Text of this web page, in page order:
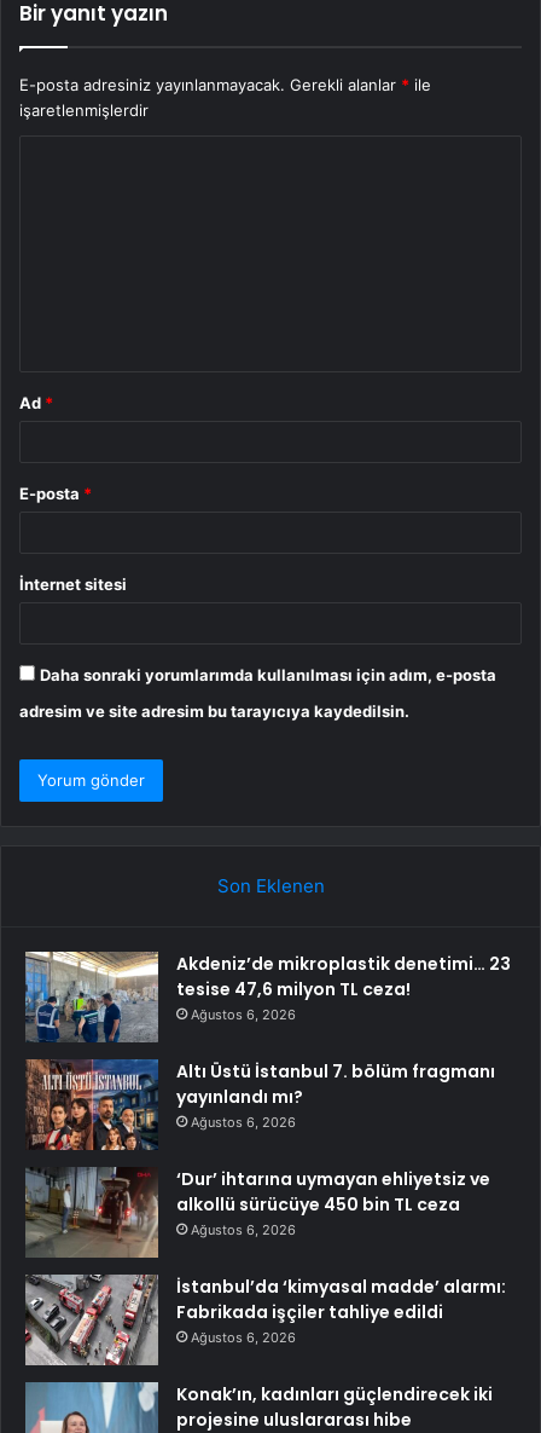
Bir yanıt yazın
E-posta adresiniz yayınlanmayacak. Gerekli alanlar * ile
işaretlenmişlerdir
Ad *
E-posta *
İnternet sitesi
Daha sonraki yorumlarımda kullanılması için adım, e-posta
adresim ve site adresim bu tarayıcıya kaydedilsin.
Son Eklenen
Akdeniz’de mikroplastik denetimi… 23
tesise 47,6 milyon TL ceza!
Ağustos 6, 2026
Altı Üstü İstanbul 7. bölüm fragmanı
yayınlandı mı?
Ağustos 6, 2026
‘Dur’ ihtarına uymayan ehliyetsiz ve
alkollü sürücüye 450 bin TL ceza
Ağustos 6, 2026
İstanbul’da ‘kimyasal madde’ alarmı:
Fabrikada işçiler tahliye edildi
Ağustos 6, 2026
Konak’ın, kadınları güçlendirecek iki
projesine uluslararası hibe